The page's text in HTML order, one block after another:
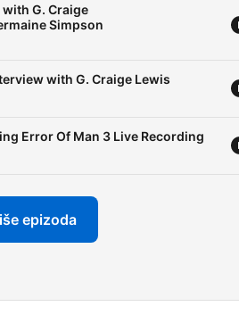
G. Craige
Simpson
with G. Craige Lewis
Error Of Man 3 Live Recording
epizoda